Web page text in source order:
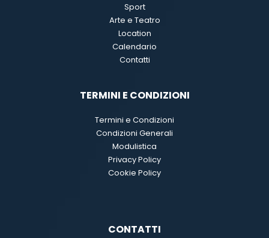
Sport
Arte e Teatro
Location
Calendario
Contatti
TERMINI E CONDIZIONI
Termini e Condizioni
Condizioni Generali
Modulistica
Privacy Policy
Cookie Policy
CONTATTI